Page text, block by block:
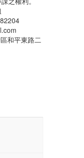
和平東路二